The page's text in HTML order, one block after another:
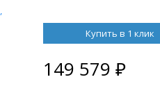
Купить в 1 клик
149 579₽